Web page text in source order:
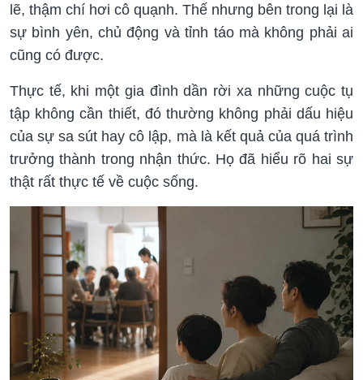
lẽ, thậm chí hơi cô quạnh. Thế nhưng bên trong lại là
sự bình yên, chủ động và tỉnh táo mà không phải ai
cũng có được.
Thực tế, khi một gia đình dần rời xa những cuộc tụ
tập không cần thiết, đó thường không phải dấu hiệu
của sự sa sút hay cô lập, mà là kết quả của quá trình
trưởng thành trong nhận thức. Họ đã hiểu rõ hai sự
thật rất thực tế về cuộc sống.